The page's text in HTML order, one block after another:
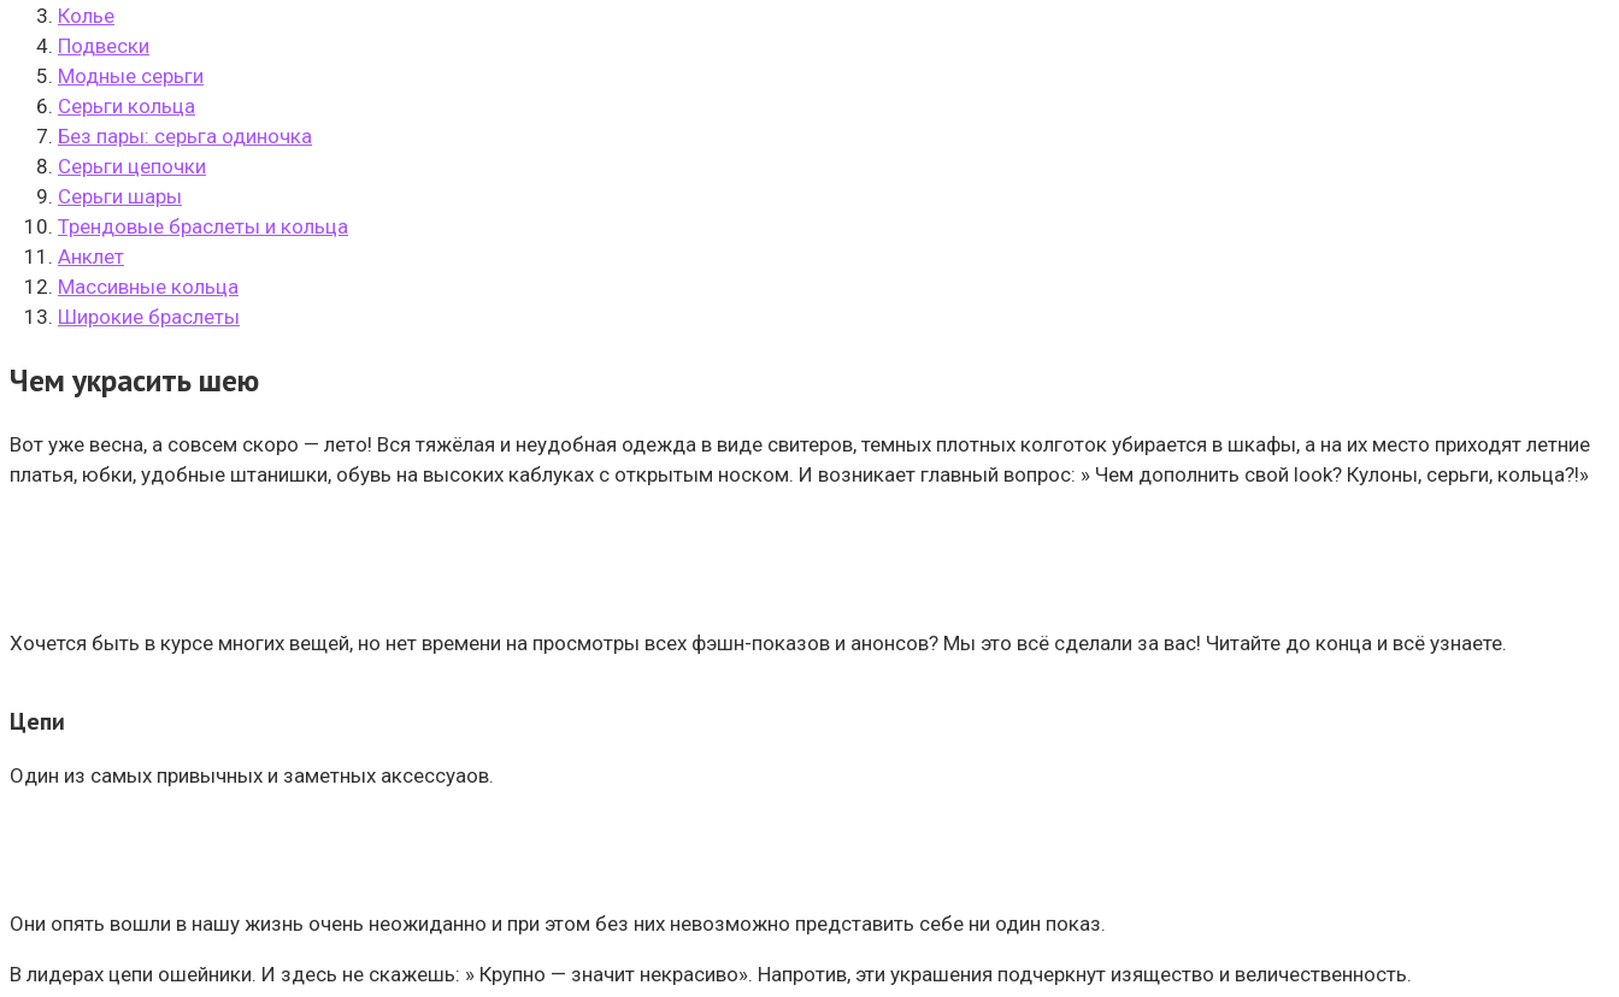
Колье
Подвески
Модные серьги
Серьги кольца
Без пары: серьга одиночка
Серьги цепочки
Серьги шары
Трендовые браслеты и кольца
Анклет
Массивные кольца
Широкие браслеты
Чем украсить шею
Вот уже весна, а совсем скоро — лето! Вся тяжёлая и неудобная одежда в виде свитеров, темных плотных колготок убирается в шкафы, а на их место приходят летние
платья, юбки, удобные штанишки, обувь на высоких каблуках с открытым носком. И возникает главный вопрос: » Чем дополнить свой look? Кулоны, серьги, кольца?!»
Хочется быть в курсе многих вещей, но нет времени на просмотры всех фэшн-показов и анонсов? Мы это всё сделали за вас! Читайте до конца и всё узнаете.
Цепи
Один из самых привычных и заметных аксессуаов.
Они опять вошли в нашу жизнь очень неожиданно и при этом без них невозможно представить себе ни один показ.
В лидерах цепи ошейники. И здесь не скажешь: » Крупно — значит некрасиво». Напротив, эти украшения подчеркнут изящество и величественность.